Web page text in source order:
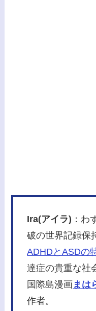
Ira(アイラ) ：わ
破の世界記録保
ADHDとASDの
達症の貴重な社
国際島漫画まは
作者。